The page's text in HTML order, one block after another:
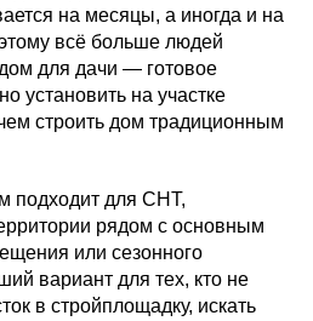
на месяцы, а иногда и на
всё больше людей
для дачи — готовое
установить на участке
строить дом традиционным
подходит для СНТ,
рядом с основным
или сезонного
вариант для тех, кто не
в стройплощадку, искать